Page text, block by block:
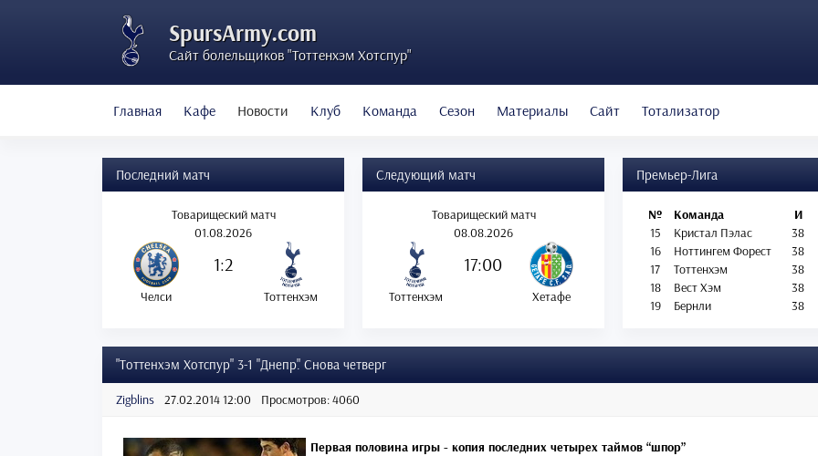
SpursArmy.com
Сайт болельщиков "Тоттенхэм Хотспур"
Главная Кафе Новости Клуб Команда Сезон Материалы Сайт Тотализатор
Последний матч
Товарищеский матч
01.08.2026
1:2
Челси Тоттенхэм
Следующий матч
Товарищеский матч
08.08.2026
17:00
Тоттенхэм Хетафе
Премьер-Лига
№ Команда
И
15
Кристал Пэлас
38
16
Ноттингем Форест
38
17
Тоттенхэм
38
18
Вест Хэм
38
19
Бернли 38
"Тоттенхэм Хотспур" 3-1 "Днепр". Снова четверг
Zigblins 27.02.2014 12:00 Просмотров: 4060
Первая половина игры - копия последних четырех таймов “шпор”